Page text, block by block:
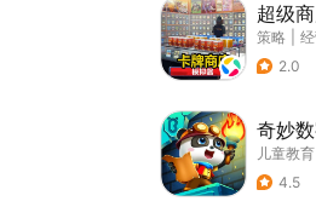
超级
策略
2.0
奇妙
儿童教育
4.5